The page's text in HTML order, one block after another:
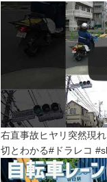
右直事故ヒヤリ突然現
切とわかる#ドラレコ